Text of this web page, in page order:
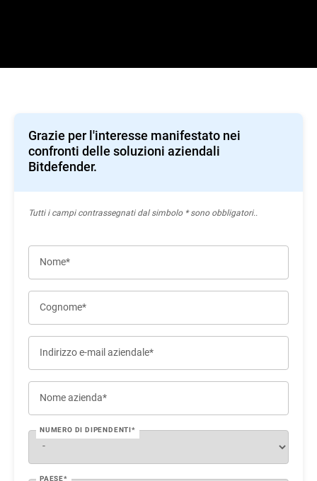
Grazie per l'interesse manifestato nei
confronti delle soluzioni aziendali
Bitdefender.
Tutti i campi contrassegnati dal simbolo * sono obbligatori..
Nome*
Cognome*
Indirizzo e-mail aziendale*
Nome azienda*
NUMERO DI DIPENDENTI*
PAESE*